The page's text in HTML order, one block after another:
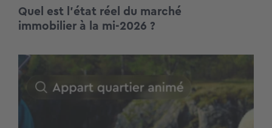
Quel est l’état réel du marché
immobilier à la mi-2026 ?